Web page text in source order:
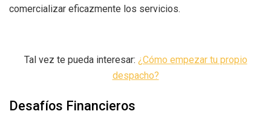
comercializar eficazmente los servicios.
Tal vez te pueda interesar: ¿Cómo empezar tu propio
despacho?
Desafíos Financieros